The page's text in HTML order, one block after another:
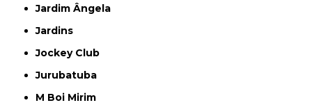
Jardim Ângela
Jardins
Jockey Club
Jurubatuba
M Boi Mirim